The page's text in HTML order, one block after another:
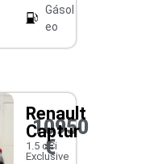
Gásol
eo
Renault
Captur
1.5 dCi
Exclusive
10950
€